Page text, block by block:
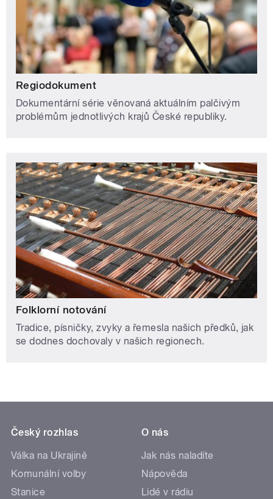
Regiodokument
Dokumentární série věnovaná aktuálním palčivým
problémům jednotlivých krajů České republiky.
Folklorní notování
Tradice, písničky, zvyky a řemesla našich předků, jak
se dodnes dochovaly v našich regionech.
Český rozhlas
Válka na Ukrajině
Komunální volby
Stanice
O nás
Jak nás naladíte
Nápověda
Lidé v rádiu